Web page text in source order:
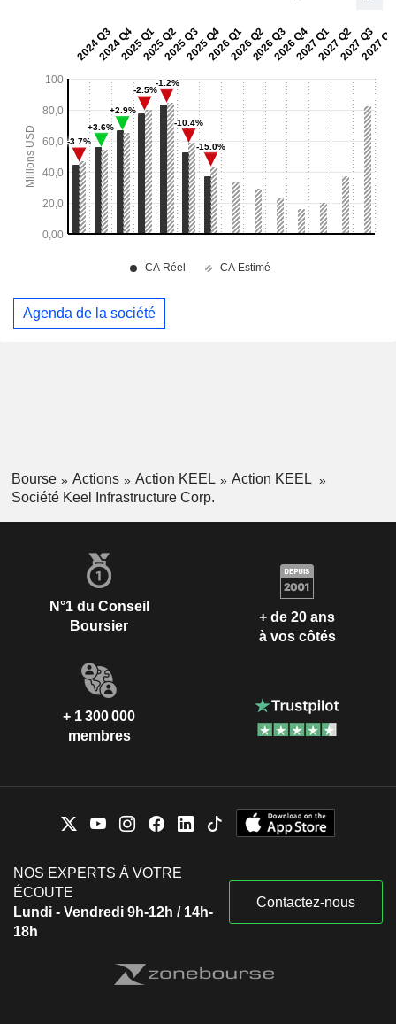
Agenda de la société
Bourse Actions Action KEEL
Action KEEL
Société Keel Infrastructure Corp.
N°1 du Conseil
Boursier
+ de 20 ans
à vos côtés
+ 1 300 000
membres
NOS EXPERTS À VOTRE
ÉCOUTE
Lundi - Vendredi 9h-12h / 14h-
18h
Contactez-nous